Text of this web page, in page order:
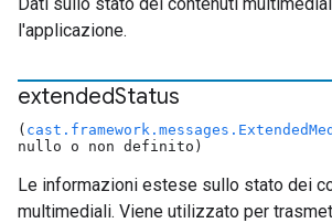
l'applicazione.
extendedStatus
(
nullo o non definito)
Le informazioni estese sullo stato dei
multimediali. Viene utilizzato per